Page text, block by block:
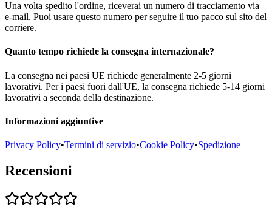
Una volta spedito l'ordine, riceverai un numero di tracciamento via
e-mail. Puoi usare questo numero per seguire il tuo pacco sul sito del
corriere.
Quanto tempo richiede la consegna internazionale?
La consegna nei paesi UE richiede generalmente 2-5 giorni
lavorativi. Per i paesi fuori dall'UE, la consegna richiede 5-14 giorni
lavorativi a seconda della destinazione.
Informazioni aggiuntive
Privacy Policy•Termini di servizio•Cookie Policy•Spedizione
Recensioni